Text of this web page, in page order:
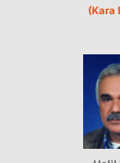
(Kara